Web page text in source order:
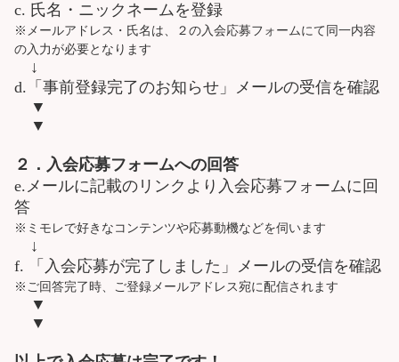
c. 氏名・ニックネームを登録
※メールアドレス・氏名は、２の入会応募フォームにて同一内容
の入力が必要となります
↓
d.「事前登録完了のお知らせ」メールの受信を確認
▼
▼
２．入会応募フォームへの回答
e.メールに記載のリンクより入会応募フォームに回
答
※ミモレで好きなコンテンツや応募動機などを伺います
↓
f. 「入会応募が完了しました」メールの受信を確認
※ご回答完了時、ご登録メールアドレス宛に配信されます
▼
▼